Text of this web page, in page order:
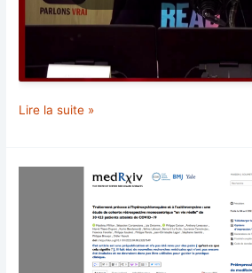
Michèle
« C’est
Lire la suite »